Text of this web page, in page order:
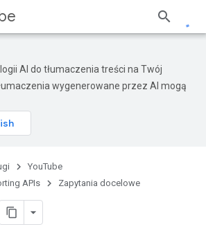
AI do tłumaczenia treści na Twój
wygenerowane przez AI mogą
YouTube
APIs
Zapytania docelowe